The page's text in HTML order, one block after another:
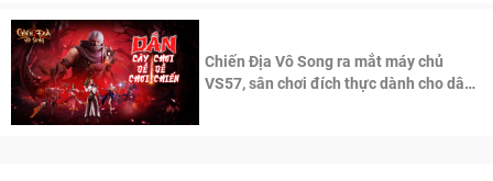
Chiến Địa Vô Song ra mắt máy chủ
VS57, sân chơi đích thực dành cho dân